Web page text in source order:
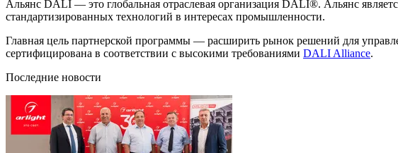
Альянс DALI — это глобальная отраслевая организация DALI®. Альянс
стандартизированных технологий в интересах промышленности.
Главная цель партнерской программы — расширить рынок решений для
сертифицирована в соответствии с высокими требованиями DALI Alliance.
Последние новости